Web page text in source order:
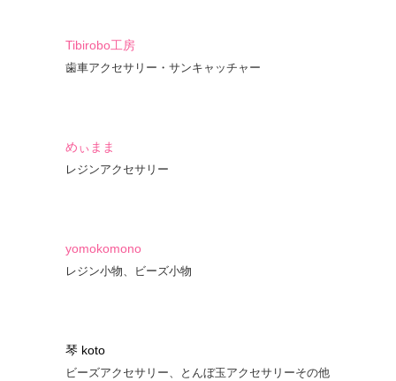
Tibirobo工房
歯車アクセサリー・サンキャッチャー
めぃまま
レジンアクセサリー
yomokomono
レジン小物、ビーズ小物
琴 koto
ビーズアクセサリー、とんぼ玉アクセサリーその他